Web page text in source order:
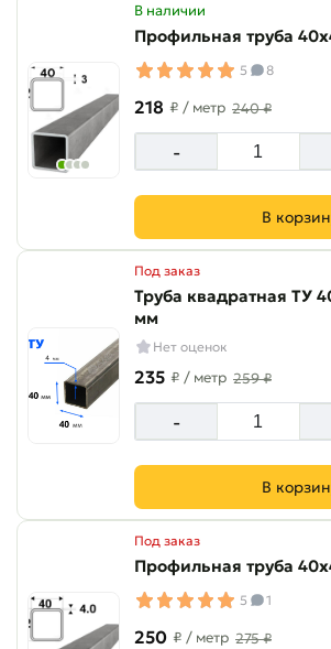
В наличии
Профильная труба
5 8
218 ₽ / метр 240 ₽
-
В
Под заказ
Труба квадратная ТУ
мм
Нет оценок
235 ₽ / метр 259 ₽
-
В
Под заказ
Профильная труба
5 1
250 ₽ / метр 275 ₽